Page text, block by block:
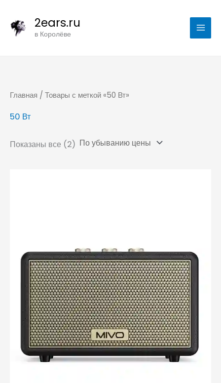
содержимому
2ears.ru
в Королёве
Главная / Товары с меткой «50 Вт»
50 Вт
Показаны все (2)
убыванию